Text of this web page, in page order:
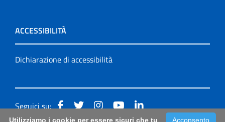
ACCESSIBILITÀ
Dichiarazione di accessibilità
Seguici su:
Acconsento
Utilizziamo i cookie per essere sicuri che tu